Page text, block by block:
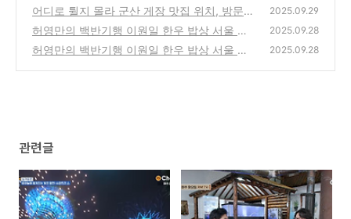
찜 맛집 위치 및 방문팁 총정리
(0)
어디로 튈지 몰라 군산 게장 맛집 위치, 방문팁
총정리
(0)
2025.09.29
허영만의 백반기행 이원일 한우 밥상 서울 압
구정 한우오마카세 맛집 위치, 특징 총정리
2025.09.28
허영만의 백반기행 이원일 한우 밥상 서울 마
2025.09.28
관련글